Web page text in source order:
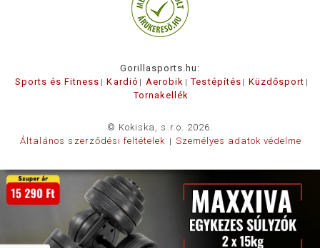
Gorillasports.hu:
Sports és Fitness
Kardió Aerobik Testépítés
Küzdősport
Tornakellék
© Kokiska, s.r.o. 2026.
Általános szerződési feltételek
Személyes adatok védelme